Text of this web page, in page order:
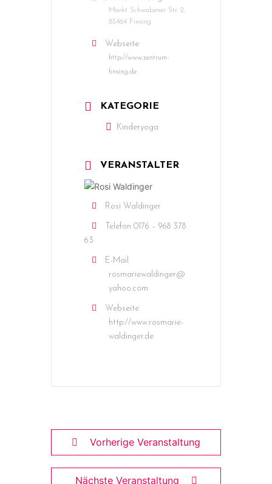
Markt Schwabener Str. 2,
85464 Finsing
Webseite
http://www.zentrum-
finsing.de
KATEGORIE
Kinderyoga
VERANSTALTER
Rosi Waldinger
Telefon 0176 – 968 378
63
E-Mail
rosmariewaldinger@
yahoo.com
Webseite
http://www.rosmarie-
waldinger.de
Vorherige Veranstaltung
Nächste Veranstaltung